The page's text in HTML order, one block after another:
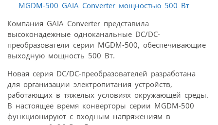
Компания GAIA Converter представила
высоконадежные одноканальные DC/DC-
преобразователи серии MGDM-500, обеспечивающие
выходную мощность 500 Вт.
Новая серия DC/DC-преобразователей разработана
для организации электропитания устройств,
работающих в тяжелых условиях окружающей среды.
В настоящее время конверторы серии MGDM-500
функционируют с входным напряжениям в